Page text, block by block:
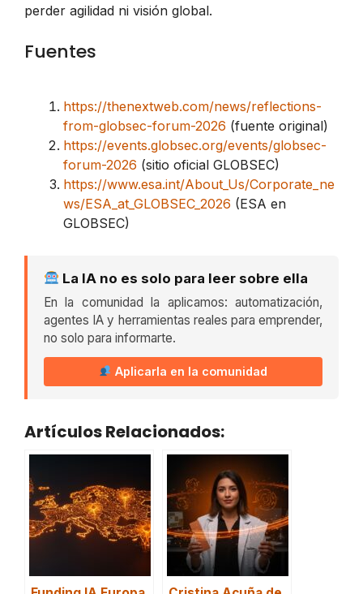
perder agilidad ni visión global.
Fuentes
https://thenextweb.com/news/reflections-
from-globsec-forum-2026 (fuente original)
https://events.globsec.org/events/globsec-
forum-2026 (sitio oficial GLOBSEC)
https://www.esa.int/About_Us/Corporate_ne
ws/ESA_at_GLOBSEC_2026 (ESA en
GLOBSEC)
La IA no es solo para leer sobre ella
En la comunidad la aplicamos: automatización,
agentes IA y herramientas reales para emprender,
no solo para informarte.
Aplicarla en la comunidad
Artículos Relacionados: